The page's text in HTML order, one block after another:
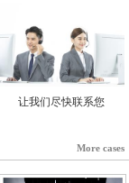
让我们尽快联系您
More cases